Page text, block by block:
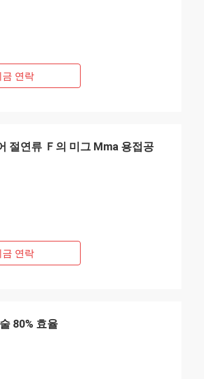
금 연락
절연류 Ｆ의 미그 Mma 용접공
금 연락
80% 효율